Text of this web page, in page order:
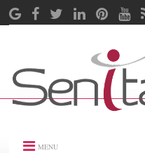
MENU